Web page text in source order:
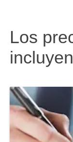
Los
incluyen